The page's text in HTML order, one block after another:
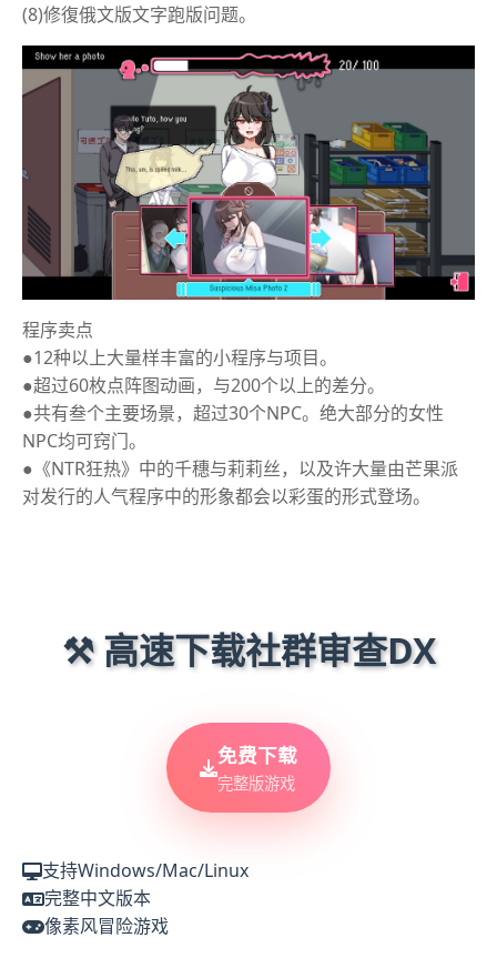
(8)修復俄文版文字跑版问题。
程序卖点
●12种以上大量样丰富的小程序与项目。
●超过60枚点阵图动画，与200个以上的差分。
●共有叁个主要场景，超过30个NPC。绝大部分的女性
NPC均可窍门。
●《NTR狂热》中的千穗与莉莉丝，以及许大量由芒果派
对发行的人气程序中的形象都会以彩蛋的形式登场。
⚒️ 高速下载社群审查DX
免费下载
完整版游戏
支持Windows/Mac/Linux
完整中文版本
像素风冒险游戏